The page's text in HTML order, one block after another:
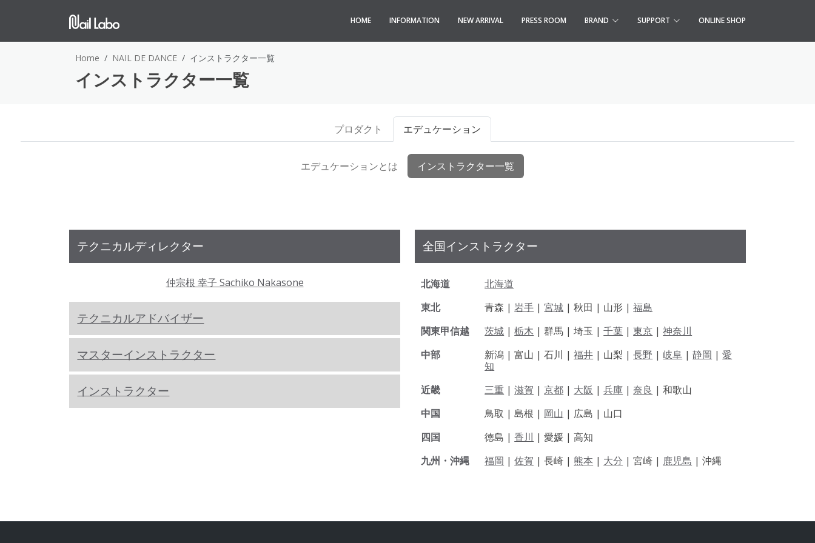
HOME INFORMATION NEW ARRIVAL PRESS ROOM BRAND SUPPORT ONLINE SHOP
Home NAIL DE DANCE インストラクター一覧
インストラクター一覧
プロダクト エデュケーション
エデュケーションとは インストラクター一覧
テクニカルディレクター
仲宗根 幸子 Sachiko Nakasone
テクニカルアドバイザー
マスターインストラクター
インストラクター
全国インストラクター
北海道
北海道
東北
青森 |岩手 |宮城 | 秋田 | 山形 |福島
関東甲信越
茨城 |栃木 | 群馬 | 埼玉 |千葉 |東京 |神奈川
中部
新潟 |富山 |石川 |福井 | 山梨 |長野 |岐阜 |静岡 |愛
知
近畿
三重 |滋賀 |京都 | 大阪 |兵庫 |奈良 |和歌山
中国
鳥取 |島根 | 岡山 | 広島 | 山口
四国
徳島 |香川 |愛媛 |高知
九州・沖縄
福岡 |佐賀 |長崎 | 熊本 | 大分 |宮崎 | 鹿児島 |沖縄